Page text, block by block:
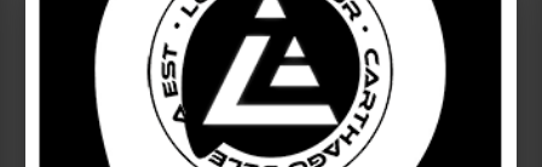
Популярные за сегодня видео